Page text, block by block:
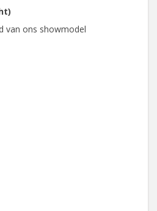
van ons showmodel